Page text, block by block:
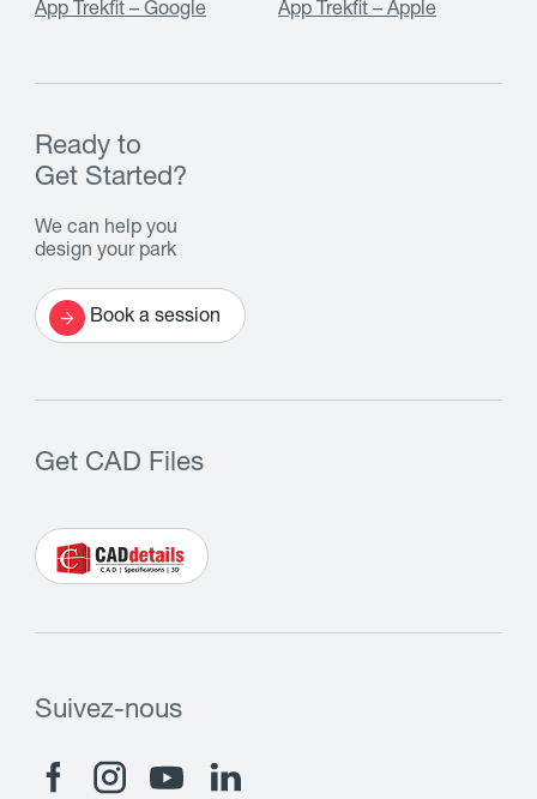
App Trekfit – Google App Trekfit – Apple
Ready to
Get Started?
We can help you
design your park
Book a session
Get CAD Files
Suivez-nous